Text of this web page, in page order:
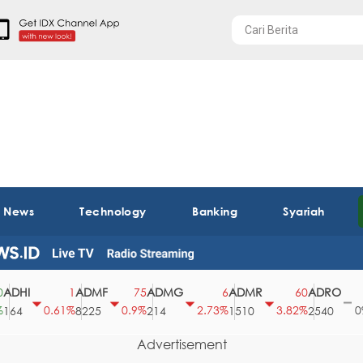
Technology Banking Syariah
0.61%
ADMF
8225
0.9%
ADMG
214
2.73%
ADMR
1510
3.82%
ADRO
2540
0
0%
43
Advertisement